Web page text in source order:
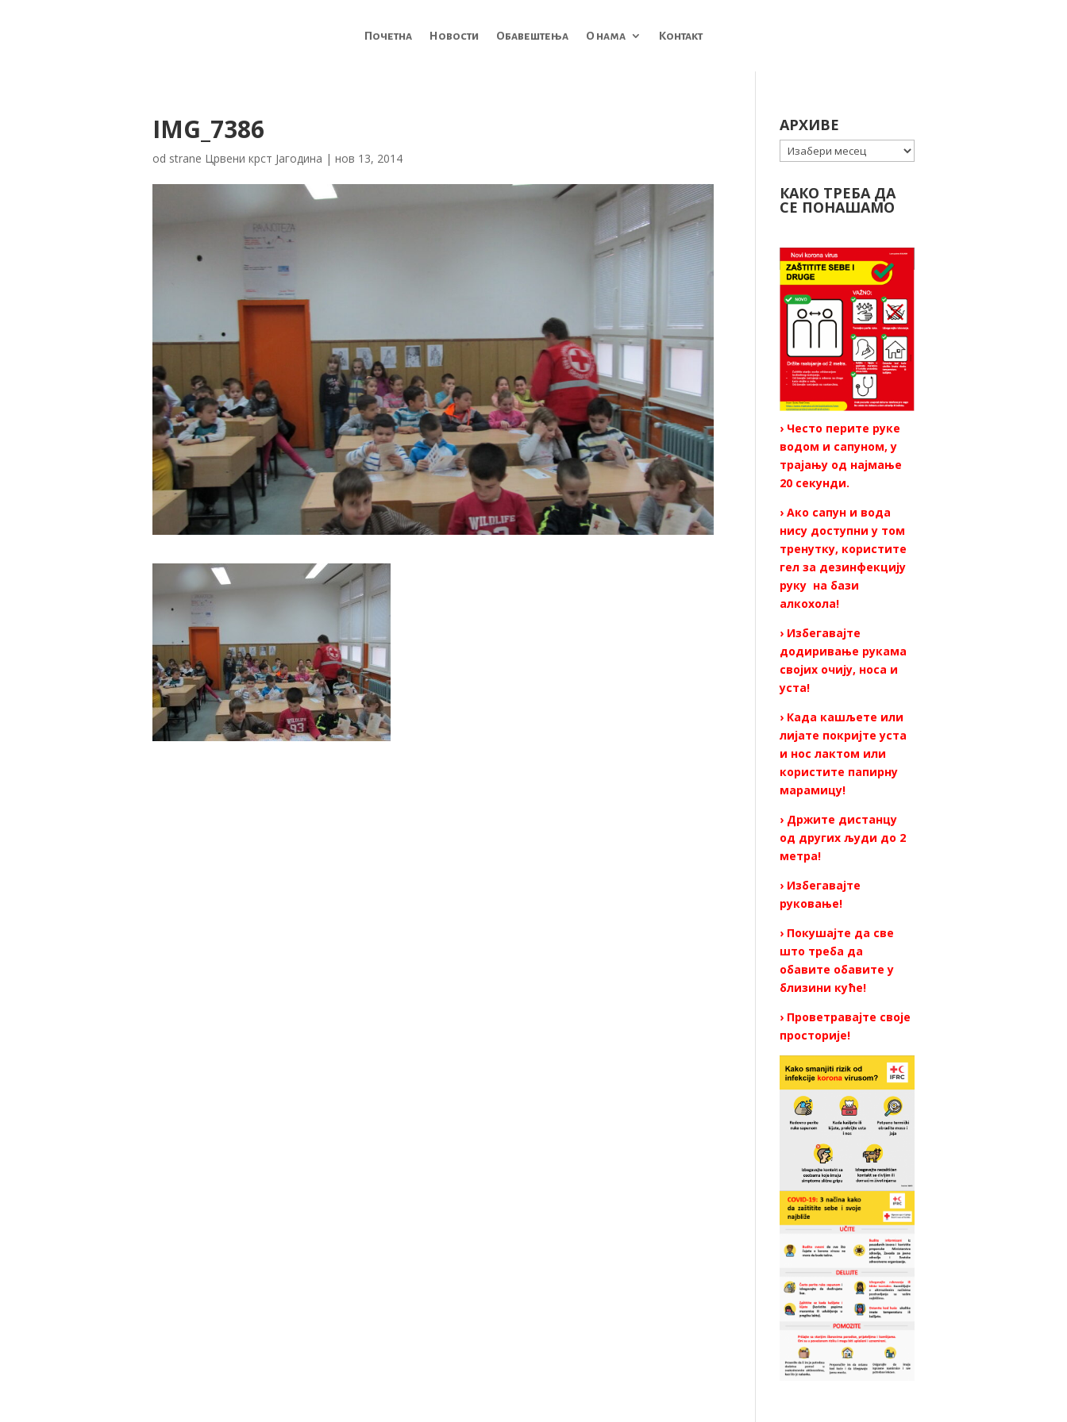
Почетна Новости Обавештења О нама Контакт
IMG_7386
od strane Црвени крст Јагодина | нов 13, 2014
АРХИВЕ
Архиве
КАКО ТРЕБА ДА
СЕ ПОНАШАМО
› Често перите руке
водом и сапуном, у
трајању од најмање
20 секунди.
› Ако сапун и вода
нису доступни у том
тренутку, користите
гел за дезинфекцију
руку на бази
алкохола!
› Избегавајте
додиривање рукама
својих очију, носа и
уста!
› Када кашљете или
лијате покријте уста
и нос лактом или
користите папирну
марамицу!
› Држите дистанцу
од других људи до 2
метра!
› Избегавајте
руковање!
› Покушајте да све
што треба да
обавите обавите у
близини куће!
› Проветравајте своје
просторије!